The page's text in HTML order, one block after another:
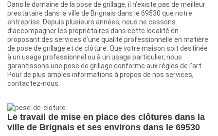
Dans le domaine de la pose de grillage, il n’existe pas de meilleur
prestataire dans la ville de Brignais dans le 69530 que notre
entreprise. Depuis plusieurs années, nous ne cessons
d’accompagner les propriétaires dans cette localité en
proposant des services d’une qualité professionnelle en matière
de pose de grillage et de clôture. Que votre maison soit destinée
à un usage professionnel ou à un usage particulier, nous
garantissons une pose de grillage conforme aux règles de l’art.
Pour de plus amples informations à propos de nos services,
contactez-nous.
Le travail de mise en place des clôtures dans la
ville de Brignais et ses environs dans le 69530